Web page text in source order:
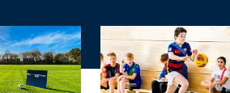
Bildmedium
Bild